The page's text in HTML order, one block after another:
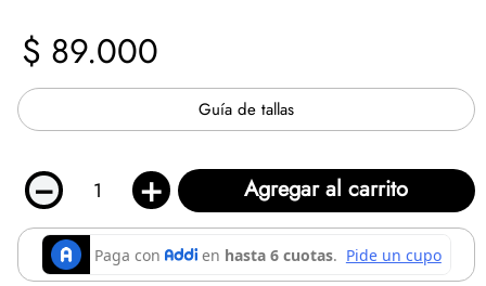
$ 89.000
Guía de tallas
＋
－ Agregar al carrito